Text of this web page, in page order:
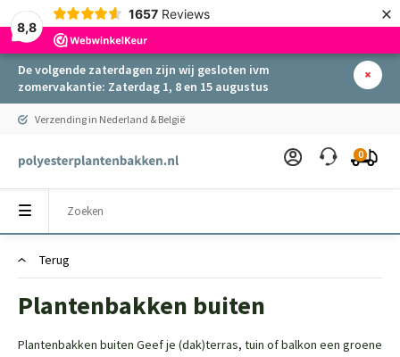
8,8
1657 Reviews ×
De volgende zaterdagen zijn wij gesloten ivm
zomervakantie: Zaterdag 1, 8 en 15 augustus
Verzending in Nederland & België
0
Terug
Plantenbakken buiten
Plantenbakken buiten Geef je (dak)terras, tuin of balkon een groene